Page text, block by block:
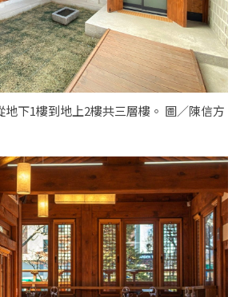
下1樓到地上2樓共三層樓。 圖／陳信方